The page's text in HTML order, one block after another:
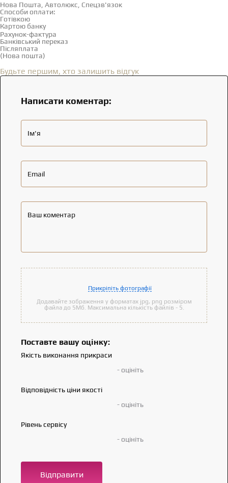
Нова Пошта, Автолюкс, Спецзв'язок
Способи оплати:
Готівкою
Картою банку
Рахунок-фактура
Банківський переказ
Післяплата
(Нова пошта)
Будьте першим, хто залишить відгук
Написати коментар:
Ім'я
Email
Ваш коментар
Прикріпіть фотографії
Додавайте зображення у форматах jpg, png розміром
файла до 5Мб. Максимальна кількість файлів - 5.
Поставте вашу оцінку:
Якість виконання прикраси
- оцініть
Відповідність ціни якості
- оцініть
Рівень сервісу
- оцініть
Відправити